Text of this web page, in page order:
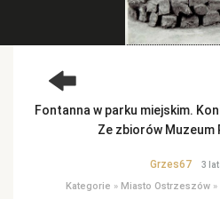
Fontanna w parku miejskim.
Ze zbiorów Muzeum
Grzes67 3
Kategorie » Miasto Ostrzeszów»